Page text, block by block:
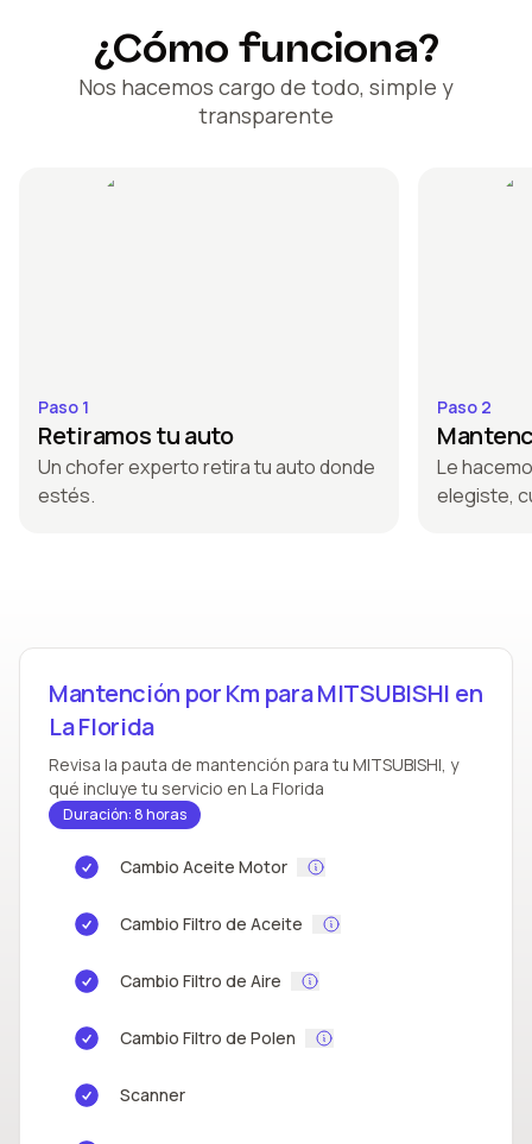
¿Cómo funciona?
Nos hacemos cargo de todo, simple y
transparente
Paso 1
Retiramos tu auto
Un chofer experto retira tu auto donde
estés.
Paso 2
Le
elegiste,
Mantención por Km para MITSUBISHI en
La Florida
Revisa la pauta de mantención para tu MITSUBISHI, y
qué incluye tu servicio en La Florida
Duración: 8 horas
Cambio Aceite Motor
Cambio Filtro de Aceite
Cambio Filtro de Aire
Cambio Filtro de Polen
Scanner